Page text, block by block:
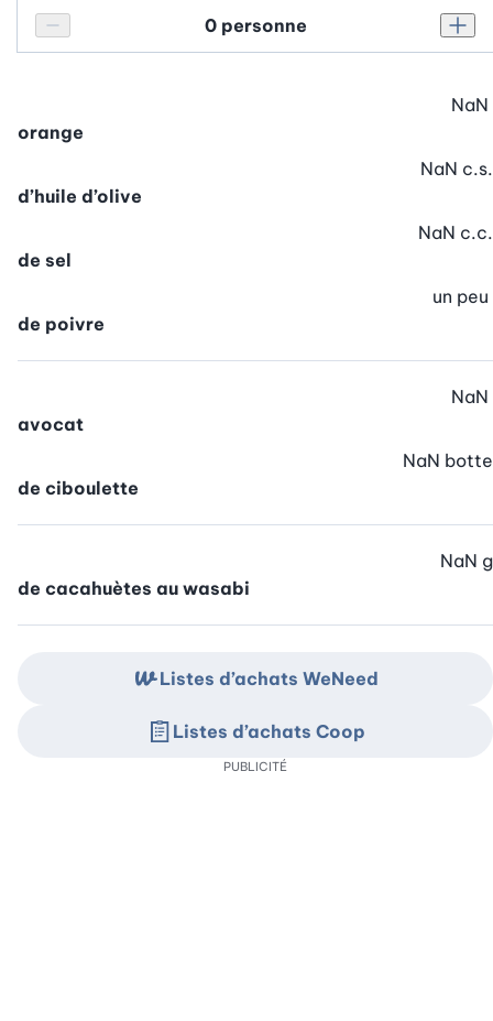
Réduire le nombre de personnes
Personnes
orange
NaN
d’huile d’olive
NaN c.s.
de sel
NaN c.c.
de poivre
un peu
avocat
NaN
de ciboulette
NaN botte
de cacahuètes au wasabi
NaN g
Listes d’achats WeNeed
Listes d’achats Coop
PUBLICITÉ